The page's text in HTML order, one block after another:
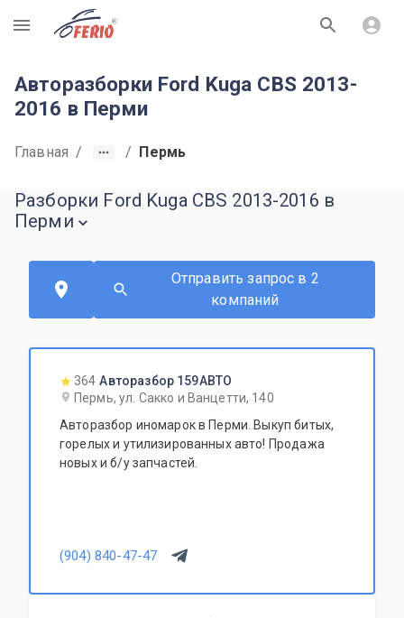
R
Авторазборки Ford Kuga CBS 2013-
2016 в Перми
Главная / / Пермь
Разборки Ford Kuga CBS 2013-2016 в
Перми
Отправить запрос в 2
компаний
364 Авторазбор 159АВТО
Пермь, ул. Сакко и Ванцетти, 140
Авторазбор иномарок в Перми. Выкуп битых,
горелых и утилизированных авто! Продажа
новых и б/у запчастей.
(904) 840-47-47